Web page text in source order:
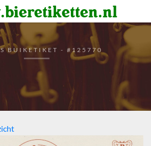
BUIKETIKET - #125770